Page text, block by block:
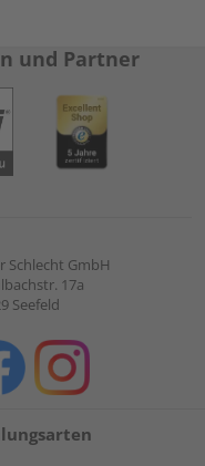
und Partner
Schlecht GmbH
17a
Seefeld